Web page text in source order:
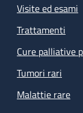
Visite ed esami
Trattamenti
Cure palliative
Tumori rari
Malattie rare